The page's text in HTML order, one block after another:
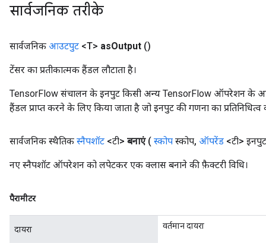
सार्वजनिक तरीके
सार्वजनिक आउटपुट <T> asOutput ()
टेंसर का प्रतीकात्मक हैंडल लौटाता है।
TensorFlow संचालन के इनपुट किसी अन्य TensorFlow ऑपरेशन के
हैंडल प्राप्त करने के लिए किया जाता है जो इनपुट की गणना का प्रतिनिधित्व
सार्वजनिक स्थैतिक स्नैपशॉट <टी> बनाएं ( स्कोप स्कोप, ऑपरेंड <टी>
नए स्नैपशॉट ऑपरेशन को लपेटकर एक क्लास बनाने की फ़ैक्टरी विधि।
पैरामीटर
दायरा वर्तमान दायरा